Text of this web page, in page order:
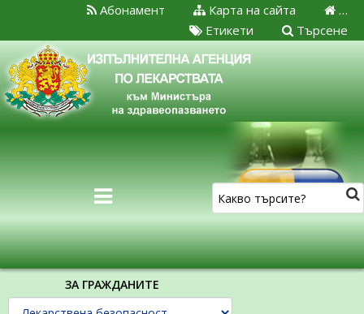
…
Карта на сайта
Абонамент
Търсене
Етикети
ЗА ГРАЖДАНИТЕ